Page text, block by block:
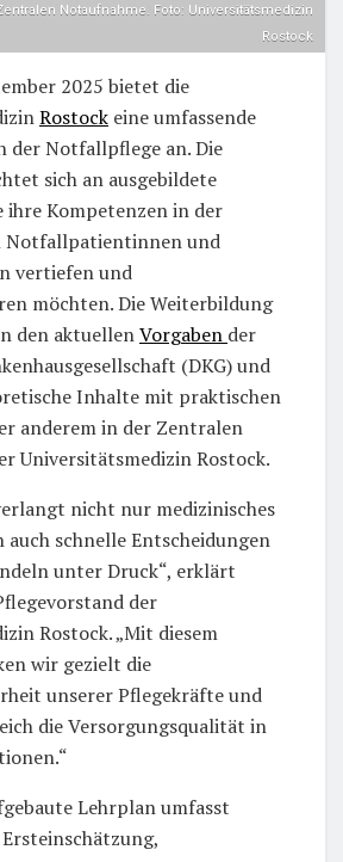
Notaufnahme. Foto: Universitätsmedizin
Rostock
2025 bietet die
Rostock eine umfassende
der Notfallpflege an. Die
sich an ausgebildete
ihre Kompetenzen in der
Notfallpatientinnen und
vertiefen und
möchten. Die Weiterbildung
den aktuellenVorgaben der
(DKG) und
Inhalte mit praktischen
anderem in der Zentralen
Universitätsmedizin Rostock.
nicht nur medizinisches
auch schnelle Entscheidungen
unter Druck“, erklärt
der
Rostock. „Mit diesem
wir gezielt die
unserer Pflegekräfte und
die Versorgungsqualität in
Lehrplan umfasst